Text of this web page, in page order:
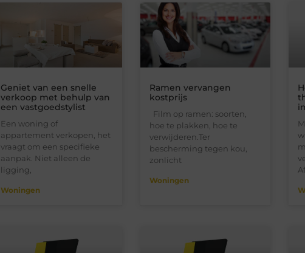
Geniet van een snelle
verkoop met behulp van
een vastgoedstylist
Een woning of
appartement verkopen, het
vraagt om een specifieke
aanpak. Niet alleen de
ligging,
Woningen
Ramen vervangen
kostprijs
Film op ramen: soorten,
hoe te plakken, hoe te
verwijderen.Ter
bescherming tegen kou,
zonlicht
Woningen